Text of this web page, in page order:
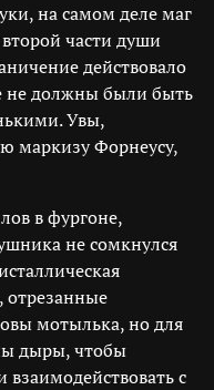
на самом деле маг
части души
действовало
не должны были быть
Увы,
маркизу Форнеусу,
в фургоне,
не сомкнулся
отрезанные
мотылька, но для
дыры, чтобы
с